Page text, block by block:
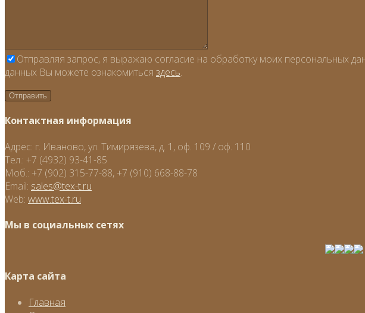
Отправляя запрос, я выражаю согласие на обработку моих персональных
данных Вы можете ознакомиться здесь.
Контактная информация
Адрес: г. Иваново, ул. Тимирязева, д. 1, оф. 109 / оф. 110
Тел.: +7 (4932) 93-41-85
Моб.: +7 (902) 315-77-88, +7 (910) 668-88-78
Email: sales@tex-t.ru
Web: www.tex-t.ru
Мы в социальных сетях
Карта сайта
Главная